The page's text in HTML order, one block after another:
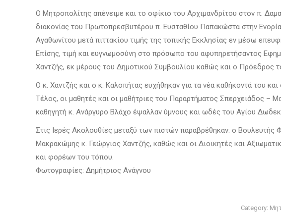
Ο Μητροπολίτης απένειμε και το οφίκιο του Αρχιμανδρίτου στον π.
διακονίας του Πρωτοπρεσβυτέρου π. Ευσταθίου Παπακώστα στην
Αγαθωνίτου μετά πιττακίου τιμής της τοπικής Εκκλησίας εν μέσω
Επίσης, τιμή και ευγνωμοσύνη στο πρόσωπο του αφυπηρετήσαντος
Χαντζής, εκ μέρους του Δημοτικού Συμβουλίου καθώς και ο Πρόεδρος
Ο κ. Χαντζής και ο κ. Καλοπήτας ευχήθηκαν για τα νέα καθήκοντά του
Τέλος, οι μαθητές και οι μαθήτριες του Παραρτήματος Σπερχειάδος
καθηγητή κ. Ανάργυρο Βλάχο έψαλλαν ύμνους και ωδές του Αγίου
Στις Ιερές Ακολουθίες μεταξύ των πιστών παραβρέθηκαν: ο
Μακρακώμης κ. Γεώργιος Χαντζής, καθώς και οι Διοικητές και
και φορέων του τόπου.
Φωτογραφίες: Δημήτριος Ανάγνου
Category: